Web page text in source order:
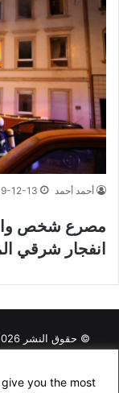
you the most
أحمد أحمد 12-13
مصرع شخص
انفجار شرقي
© حقوق النشر 2026، جميع الحقوق محفوظة |
البحث عن سكن في